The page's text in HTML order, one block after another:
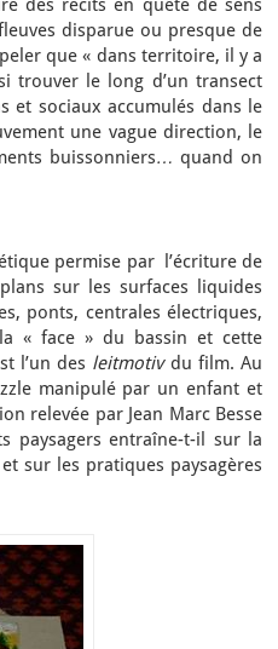
des récits en quête de sens
disparue ou presque de
que « dans territoire, il y a
trouver le long d’un transect
et sociaux accumulés dans le
une vague direction, le
buissonniers…quand on
permise par l’écriture de
sur les surfaces liquides
ponts, centrales électriques,
« face » du bassin et cette
l’un des leitmotivdu film. Au
manipulé par un enfant et
relevée par Jean Marc Besse
paysagers entraîne-t-il sur la
sur les pratiques paysagères